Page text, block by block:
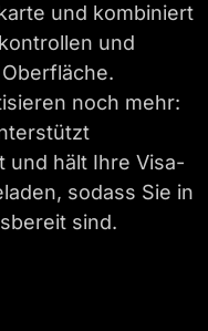
und kombiniert
und
noch mehr:
und hält Ihre Visa-
sodass Sie in
sind.